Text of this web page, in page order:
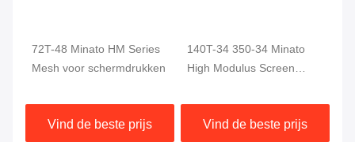
72T-48 Minato HM Series
Mesh voor schermdrukken
Vind de beste prijs
140T-34 350-34 Minato
High Modulus Screen
paneldruk
Vind de beste prijs